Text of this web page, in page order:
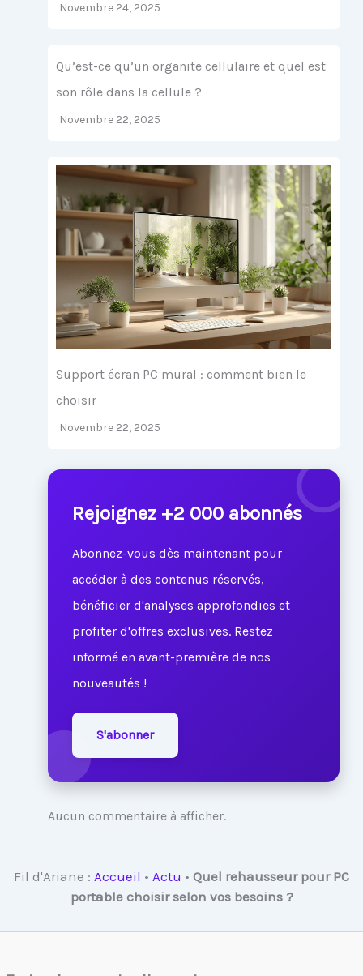
Novembre 24, 2025
Qu’est-ce qu’un organite cellulaire et quel est
son rôle dans la cellule ?
Novembre 22, 2025
Support écran PC mural : comment bien le
choisir
Novembre 22, 2025
Rejoignez +2 000 abonnés
Abonnez-vous dès maintenant pour
accéder à des contenus réservés,
bénéficier d'analyses approfondies et
profiter d'offres exclusives. Restez
informé en avant-première de nos
nouveautés !
S'abonner
Aucun commentaire à afficher.
Fil d'Ariane : Accueil • Actu • Quel rehausseur pour PC
portable choisir selon vos besoins ?